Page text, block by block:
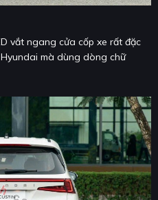
vắt ngang cửa cốp xe rất đặc
mà dùng dòng chữ